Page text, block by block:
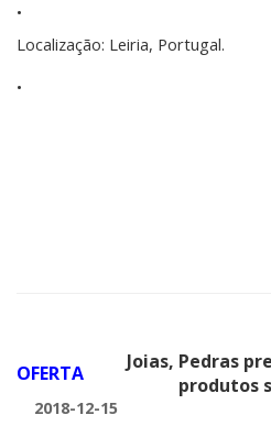
•
Localização: Leiria, Portugal.
•
OFERTA
Joias, Pedras
produtos
2018-12-15